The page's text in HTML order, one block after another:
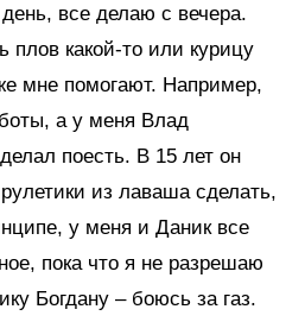
все делаю с вечера.
плов какой-то или курицу
мне помогают. Например,
а у меня Влад
поесть. В 15 лет он
из лаваша сделать,
у меня и Даник все
пока что я не разрешаю
Богдану – боюсь за газ.